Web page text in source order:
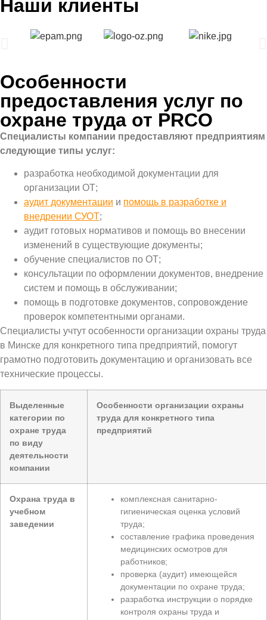
Наши клиенты
Особенности
предоставления услуг по
охране труда от PRCO
Специалисты компании предоставляют предприятиям
следующие типы услуг:
разработка необходимой документации для
организации ОТ;
аудит документации и помощь в разработке и
внедрении СУОТ;
аудит готовых нормативов и помощь во внесении
изменений в существующие документы;
обучение специалистов по ОТ;
консультации по оформлении документов, внедрение
систем и помощь в обслуживании;
помощь в подготовке документов, сопровождение
проверок компетентными органами.
Специалисты учтут особенности организации охраны труда
в Минске для конкретного типа предприятий, помогут
грамотно подготовить документацию и организовать все
технические процессы.
Выделенные
категории по
охране труда
по виду
деятельности
компании
Особенности организации охраны
труда для конкретного типа
предприятий
Охрана труда в
учебном
заведении
комплексная санитарно-
гигиеническая оценка условий
труда;
составление графика проведения
медицинских осмотров для
работников;
проверка (аудит) имеющейся
документации по охране труда;
разработка инструкции о порядке
контроля охраны труда и